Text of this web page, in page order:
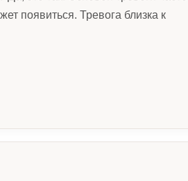
появиться. Тревога близка к